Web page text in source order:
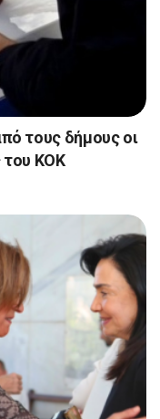
τους δήμους οι
του ΚΟΚ